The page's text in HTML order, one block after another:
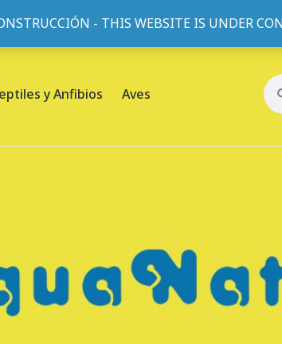
- THIS WEBSITE IS UNDER
nosotros Mi cuenta Mis
y Anfibios Aves